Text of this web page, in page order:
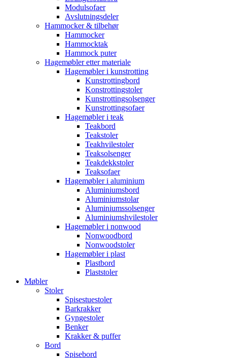
Modulsofaer
Avslutningsdeler
Hammocker & tilbehør
Hammocker
Hammocktak
Hammock puter
Hagemøbler etter materiale
Hagemøbler i kunstrotting
Kunstrottingbord
Konstrottingstoler
Kunstrottingsolsenger
Kunstrottingsofaer
Hagemøbler i teak
Teakbord
Teakstoler
Teakhvilestoler
Teaksolsenger
Teakdekkstoler
Teaksofaer
Hagemøbler i aluminium
Aluminiumsbord
Aluminiumstolar
Aluminiumssolsenger
Aluminiumshvilestoler
Hagemøbler i nonwood
Nonwoodbord
Nonwoodstoler
Hagemøbler i plast
Plastbord
Plaststoler
Møbler
Stoler
Spisestuestoler
Barkrakker
Gyngestoler
Benker
Krakker & puffer
Bord
Spisebord